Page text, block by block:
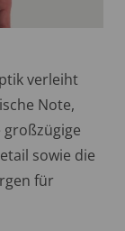
verleiht
Note,
sowie die
für